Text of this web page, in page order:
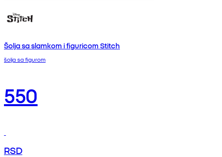
Šolja sa slamkom i figuricom Stitch
šolja sa figurom
550
RSD